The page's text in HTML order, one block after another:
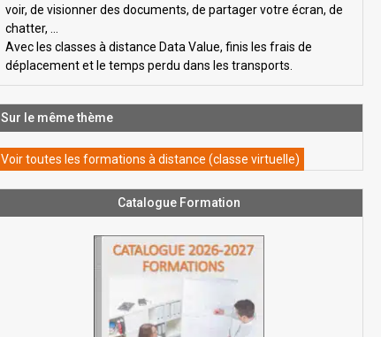
voir, de visionner des documents, de partager votre écran, de
chatter, ...
Avec les classes à distance Data Value, finis les frais de
déplacement et le temps perdu dans les transports.
Sur le même thème
Voir toutes les formations à distance (classe virtuelle)
Catalogue Formation